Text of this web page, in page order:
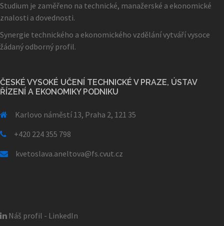
Studium je zaměřeno na technické, manažerské a ekonomické
znalosti a dovednosti.
Synergie technického a ekonomického vzdělání vytváří vysoce
žádaný odborný profil.
ČESKÉ VYSOKÉ UČENÍ TECHNICKÉ V PRAZE, ÚSTAV
ŘÍZENÍ A EKONOMIKY PODNIKU
Karlovo náměstí 13, Praha 2, 121 35
+420 224 355 798
kvetoslava.aneltova@fs.cvut.cz
Náš profil - LinkedIn